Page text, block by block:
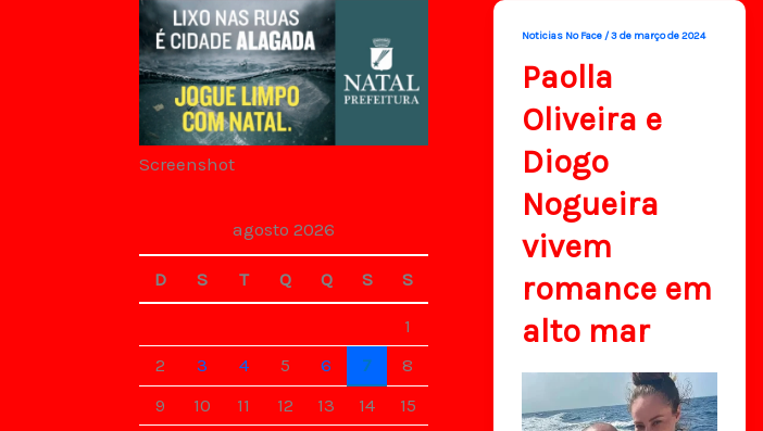
Screenshot
agosto 2026
D S T Q Q S S
1
2
3 4 5 6 7
8
9
10 11 12 13 14
15
Noticias No Face /3 de março de 2024
Paolla
Oliveira e
Diogo
Nogueira
vivem
romance em
alto mar